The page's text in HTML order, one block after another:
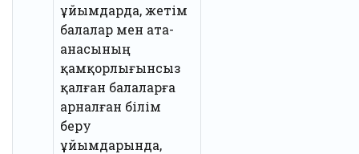
ұйымдарда, жетім
балалар мен ата-
анасының
қамқорлығынсыз
қалған балаларға
арналған білім
беру
ұйымдарында,